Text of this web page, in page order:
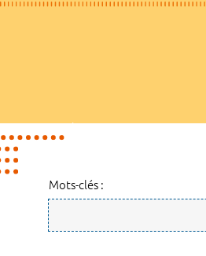
Mots-clés :